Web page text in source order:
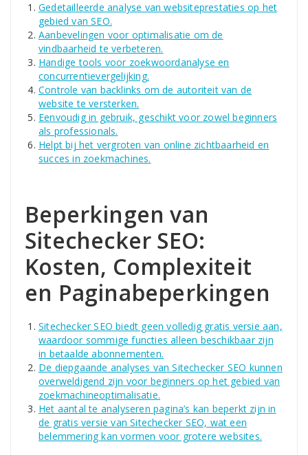
Gedetailleerde analyse van websiteprestaties op het
gebied van SEO.
Aanbevelingen voor optimalisatie om de
vindbaarheid te verbeteren.
Handige tools voor zoekwoordanalyse en
concurrentievergelijking.
Controle van backlinks om de autoriteit van de
website te versterken.
Eenvoudig in gebruik, geschikt voor zowel beginners
als professionals.
Helpt bij het vergroten van online zichtbaarheid en
succes in zoekmachines.
Beperkingen van
Sitechecker SEO:
Kosten, Complexiteit
en Paginabeperkingen
Sitechecker SEO biedt geen volledig gratis versie aan,
waardoor sommige functies alleen beschikbaar zijn
in betaalde abonnementen.
De diepgaande analyses van Sitechecker SEO kunnen
overweldigend zijn voor beginners op het gebied van
zoekmachineoptimalisatie.
Het aantal te analyseren pagina’s kan beperkt zijn in
de gratis versie van Sitechecker SEO, wat een
belemmering kan vormen voor grotere websites.